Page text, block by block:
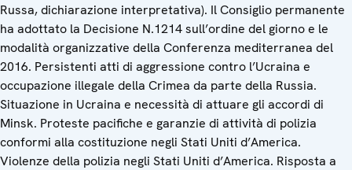
Russa, dichiarazione interpretativa). Il Consiglio permanente
ha adottato la Decisione N.1214 sull’ordine del giorno e le
modalità organizzative della Conferenza mediterranea del
2016. Persistenti atti di aggressione contro l’Ucraina e
occupazione illegale della Crimea da parte della Russia.
Situazione in Ucraina e necessità di attuare gli accordi di
Minsk. Proteste pacifiche e garanzie di attività di polizia
conformi alla costituzione negli Stati Uniti d’America.
Violenze della polizia negli Stati Uniti d’America. Risposta a